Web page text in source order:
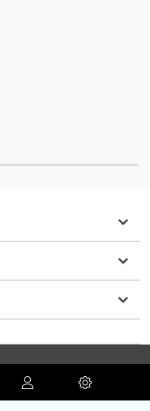
Конфиденциальность